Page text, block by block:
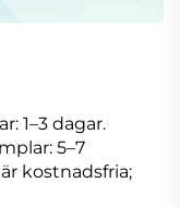
1–3 dagar.
5–7
kostnadsfria;